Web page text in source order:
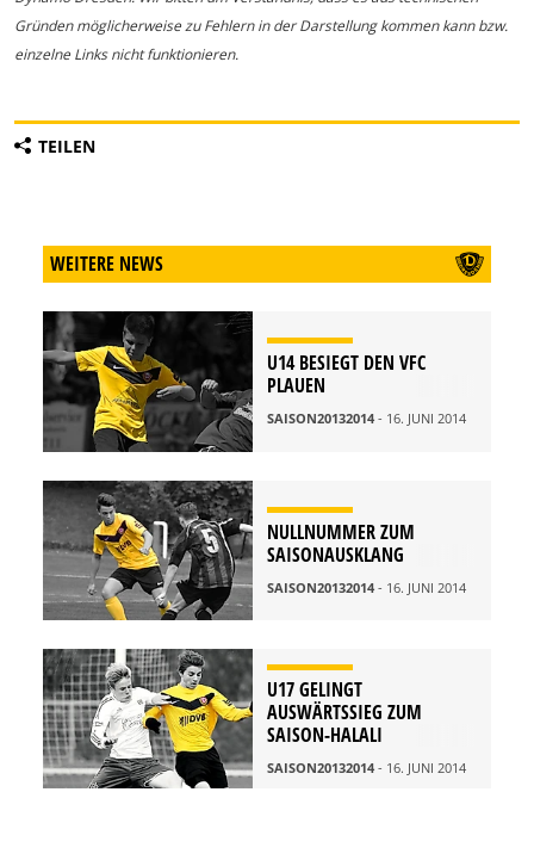
Gründen möglicherweise zu Fehlern in der Darstellung kommen kann bzw.
einzelne Links nicht funktionieren.
TEILEN
WEITERE NEWS
U14 BESIEGT DEN VFC
PLAUEN
SAISON20132014 - 16. JUNI 2014
NULLNUMMER ZUM
SAISONAUSKLANG
SAISON20132014 - 16. JUNI 2014
U17 GELINGT
AUSWÄRTSSIEG ZUM
SAISON-HALALI
SAISON20132014 - 16. JUNI 2014